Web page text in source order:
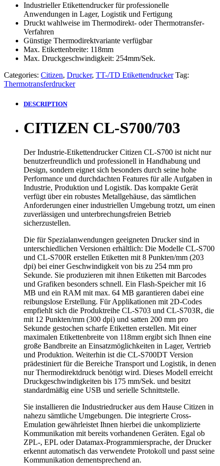
Industrieller Etikettendrucker für professionelle
Anwendungen in Lager, Logistik und Fertigung
Druckt wahlweise im Thermodirekt- oder Thermotransfer-
Verfahren
Günstige Thermodirektvariante verfügbar
Max. Etikettenbreite: 118mm
Max. Druckgeschwindigkeit: 254mm/Sek.
Categories: Citizen, Drucker, TT-/TD Etikettendrucker Tag:
Thermotransferdrucker
DESCRIPTION
CITIZEN CL-S700/703
Der Industrie-Etikettendrucker Citizen CL-S700 ist nicht nur
benutzerfreundlich und professionell in Handhabung und
Design, sondern eignet sich besonders durch seine hohe
Performance und durchdachten Features für alle Aufgaben in
Industrie, Produktion und Logistik. Das kompakte Gerät
verfügt über ein robustes Metallgehäuse, das sämtlichen
Anforderungen einer industriellen Umgebung trotzt, um einen
zuverlässigen und unterbrechungsfreien Betrieb
sicherzustellen.
Die für Spezialanwendungen geeigneten Drucker sind in
unterschiedlichen Versionen erhältlich: Die Modelle CL-S700
und CL-S700R erstellen Etiketten mit 8 Punkten/mm (203
dpi) bei einer Geschwindigkeit von bis zu 254 mm pro
Sekunde. Sie produzieren mit ihnen Etiketten mit Barcodes
und Grafiken besonders schnell. Ein Flash-Speicher mit 16
MB und ein RAM mit max. 64 MB garantieren dabei eine
reibungslose Erstellung. Für Applikationen mit 2D-Codes
empfiehlt sich die Produktreihe CL-S703 und CL-S703R, die
mit 12 Punkten/mm (300 dpi) und satten 200 mm pro
Sekunde gestochen scharfe Etiketten erstellen. Mit einer
maximalen Etikettenbreite von 118mm ergibt sich Ihnen eine
große Bandbreite an Einsatzmöglichkeiten in Lager, Vertrieb
und Produktion. Weiterhin ist die CL-S700DT Version
prädestiniert für die Bereiche Transport und Logistik, in denen
nur Thermodirektdruck benötigt wird. Dieses Modell erreicht
Druckgeschwindigkeiten bis 175 mm/Sek. und besitzt
standardmäßig eine USB und serielle Schnittstelle.
Sie installieren die Industriedrucker aus dem Hause Citizen in
nahezu sämtliche Umgebungen. Die integrierte Cross-
Emulation gewährleistet Ihnen hierbei die unkomplizierte
Kommunikation mit bereits vorhandenen Geräten. Egal ob
ZPL-, EPL oder Datamax-Programmiersprache, der Drucker
erkennt automatisch das verwendete Protokoll und passt seine
Kommunikation dementsprechend an.